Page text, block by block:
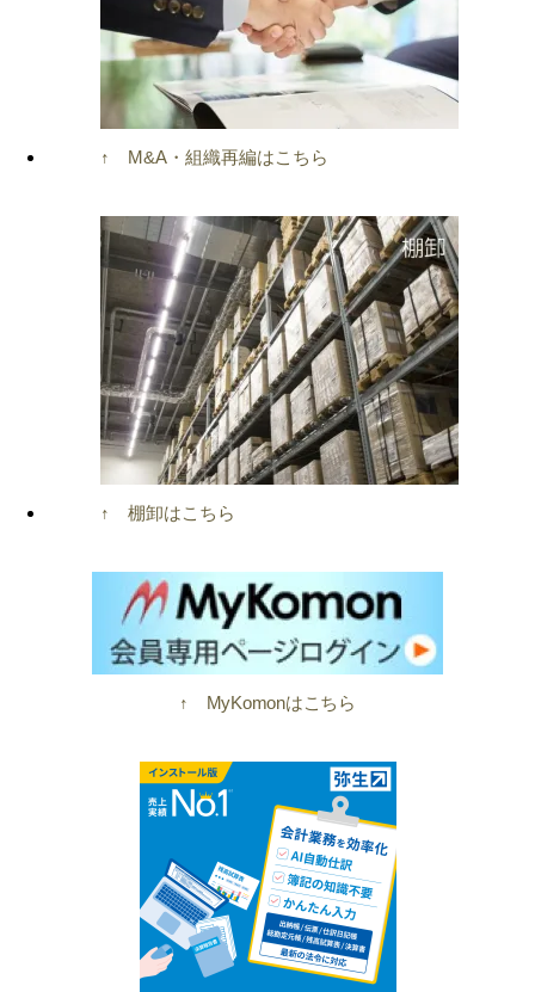
↑ M&A・組織再編はこちら
↑ 棚卸はこちら
↑ MyKomonはこちら